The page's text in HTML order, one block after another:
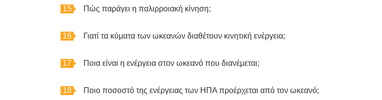
Πώς παράγει η παλιρροιακή κίνηση;
Γιατί τα κύματα των ωκεανών διαθέτουν κινητική ενέργεια;
Ποια είναι η ενέργεια στον ωκεανό που διανέμεται;
Ποιο ποσοστό της ενέργειας των ΗΠΑ προέρχεται από τον ωκεανό;